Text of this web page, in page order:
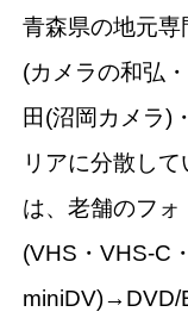
青森県の地元
(カメラの和弘
田(沼岡カメラ)
リアに分散し
は、老舗のフ
(VHS・VHS-C
miniDV)→DVD/